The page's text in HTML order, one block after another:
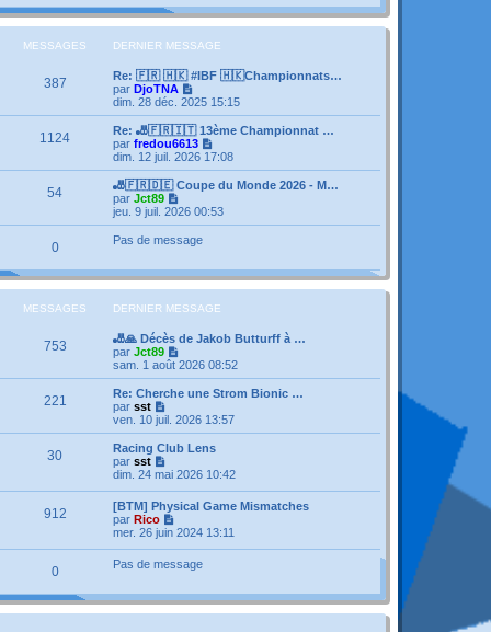
e
r
e
s
a
g
e
e
r
r
e
s
s
g
e
i
r
e
e
r
n
i
e
r
m
e
s
g
e
MESSAGES DERNIER MESSAGE
387
Re: 🇫🇷 🇭🇰 #IBF 🇭🇰Championnats…
par DjoTNA
o
i
r
l
e
r
n
i
r
e
s
a
e
dim. 28 déc. 2025 15:15
1124
Re: 🎳🇫🇷🇮🇹 13ème Championnat …
par fredou6613
o
i
r
e
i
e
m
s
a
g
e
dim. 12 juil. 2026 17:08
54
🎳🇫🇷🇩🇪 Coupe du Monde 2026 - M…
par Jct89
o
i
r
d
e
r
n
e
m
e
s
a
g
e
jeu. 9 juil. 2026 00:53
0 Pas de message
MESSAGES DERNIER MESSAGE
753
🎳🙏 Décès de Jakob Butturff à …
par Jct89
o
i
r
e
r
n
i
e
r
e
s
s
e
sam. 1 août 2026 08:52
221
Re: Cherche une Strom Bionic …
par sst
o
i
r
e
r
n
i
e
r
s
s
ven. 10 juil. 2026 13:57
30
Racing Club Lens
par sst
o
l
e
d
e
r
i
e
r
dim. 24 mai 2026 10:42
912
[BTM] Physical Game Mismatches
par Rico
o
l
d
mer. 26 juin 2024 13:11
0 Pas de message